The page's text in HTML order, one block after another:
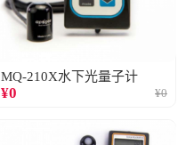
MQ-210X水下光量子计
¥0 ¥0